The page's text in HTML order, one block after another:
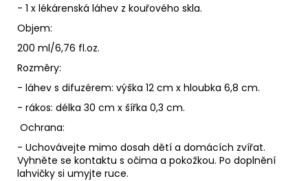
- 1 x lékárenská láhev z kouřového skla.
Objem:
200 ml/6,76 fl.oz.
Rozměry:
- láhev s difuzérem: výška 12 cm x hloubka 6,8 cm.
- rákos: délka 30 cm x šířka 0,3 cm.
Ochrana:
- Uchovávejte mimo dosah dětí a domácích zvířat.
Vyhněte se kontaktu s očima a pokožkou. Po doplnění
lahvičky si umyjte ruce.